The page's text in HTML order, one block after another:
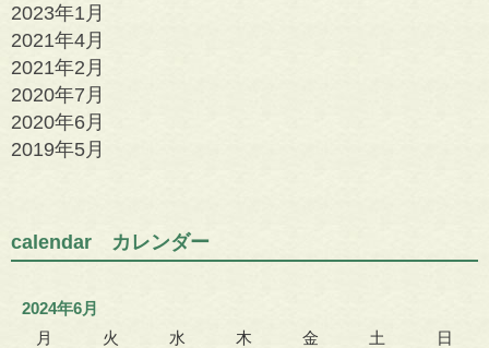
2023年1月
2021年4月
2021年2月
2020年7月
2020年6月
2019年5月
calendar カレンダー
2024年6月
月
火 水 木 金 土
日